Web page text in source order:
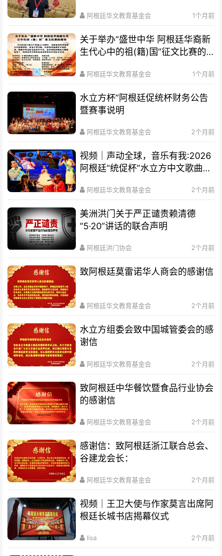
阿根廷华文教育基金会 1个月前
关于举办“盛世中华 阿根廷华裔新
生代心中的祖(籍)国”征文比赛的
阿根廷华文教育基金会 1个月前
水立方杯”阿根廷促统杯财务公告
暨赛事说明
阿根廷华文教育基金会 2个月前
视频｜声动全球，音乐有我:2026
阿根廷“统促杯”水立方中文歌曲大
阿根廷华文教育基金会 2个月前
美洲洪门关于严正谴责赖清德
“5·20”讲话的联合声明
阿根廷洪门协会 2个月前
致阿根廷莫雷诺华人商会的感谢信
阿根廷华文教育基金会 2个月前
水立方组委会致中国城管委会的感
谢信
阿根廷华文教育基金会 2个月前
致阿根廷中华餐饮暨食品行业协会
的感谢信
阿根廷华文教育基金会 2个月前
感谢信：致阿根廷浙江联合总会、
谷建龙会长：
阿根廷华文教育基金会 2个月前
视频｜王卫大使与作家莫言出席阿
根廷长城书店揭幕仪式
lisa 2个月前